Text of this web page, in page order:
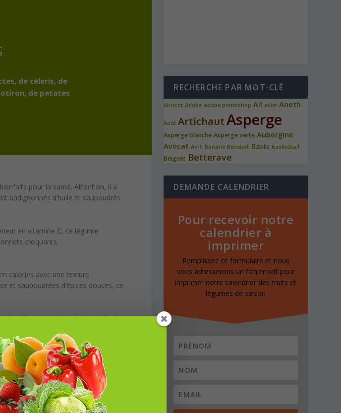
de céleris, de
de patates
pour la santé. Attention, il a
badigeonnés d’huile et saupoudrés
en vitamine C, ce légume
croquants.
calories avec une texture
et saupoudrées d’épices douces, ce
beaucoup de minéraux. Il est
Provence et paprika. Secouez pour
un antioxydant souvent utilisé pour
idéales pour un apéro entre amis.
est forte en fibres et minéraux. Elle
soit au four.
RECHERCHE PAR MOT-CLÉ
Abricot Adobe adobe photoshop Ail aillet Aneth
Août ArtichautAsperge
Asperge blanche Asperge verte Aubergine
Avocat Avril Banane Baseball Basilic Basketball
Beignet Betterave
DEMANDE CALENDRIER
Pour recevoir notre
calendrier à
imprimer
Remplissez ce formulaire et nous
vous adresserons un fichier pdf pour
imprimer notre calendrier des fruits et
légumes de saison